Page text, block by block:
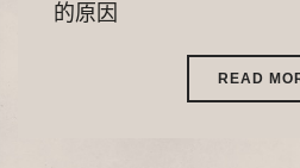
的原因
READ